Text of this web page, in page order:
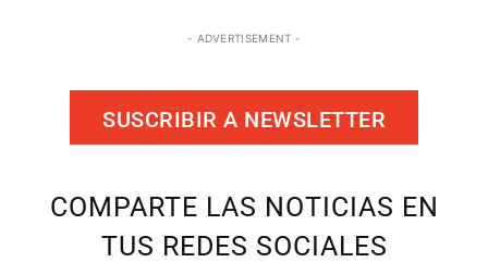
- ADVERTISEMENT -
SUSCRIBIR A NEWSLETTER
COMPARTE LAS NOTICIAS EN
TUS REDES SOCIALES